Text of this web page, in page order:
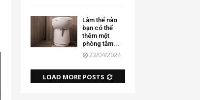
Làm thế nào
bạn có thể
thêm một
phòng tắm...
23/04/2024
LOAD MORE POSTS